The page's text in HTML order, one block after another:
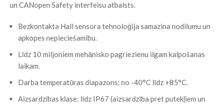
un CANopen Safety interfeisu atbalsts.
Bezkontakta Hall sensora tehnoloģija samazina nodilumu un
apkopes nepieciešamību.
Līdz 10 miljoniem mehānisko pagriezienu ilgam kalpošanas
laikam.
Darba temperatūras diapazons: no -40°C līdz +85°C.
Aizsardzības klase: līdz IP67 (aizsardzība pret putekļiem un